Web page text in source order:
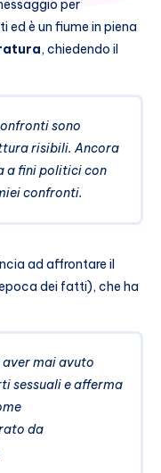
per
ed è un fiume in piena
, chiedendo il
sono
risibili. Ancora
a fini politici con
confronti.
ad affrontare il
dei fatti), che ha
aver mai avuto
sessuali e afferma
da